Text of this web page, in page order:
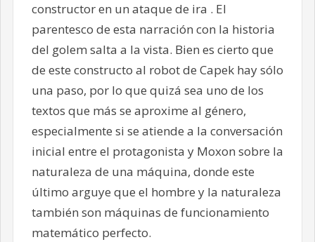
constructor en un ataque de ira . El
parentesco de esta narración con la historia
del golem salta a la vista. Bien es cierto que
de este constructo al robot de Capek hay sólo
una paso, por lo que quizá sea uno de los
textos que más se aproxime al género,
especialmente si se atiende a la conversación
inicial entre el protagonista y Moxon sobre la
naturaleza de una máquina, donde este
último arguye que el hombre y la naturaleza
también son máquinas de funcionamiento
matemático perfecto.